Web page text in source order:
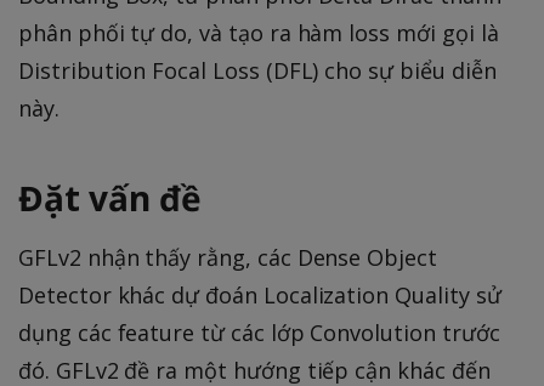
phân phối tự do, và tạo ra hàm loss mới gọi là
Distribution Focal Loss (DFL) cho sự biểu diễn
này.
Đặt vấn đề
GFLv2 nhận thấy rằng, các Dense Object
Detector khác dự đoán Localization Quality sử
dụng các feature từ các lớp Convolution trước
đó. GFLv2 đề ra một hướng tiếp cận khác đến